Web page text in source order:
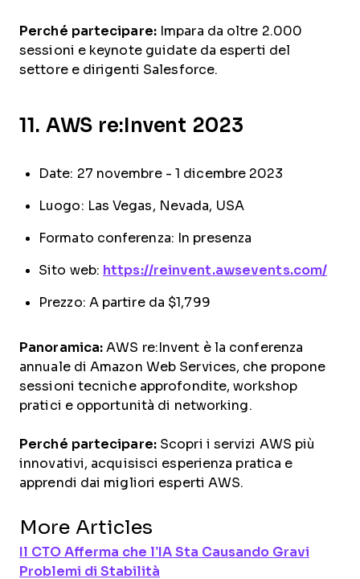
Perché partecipare:Impara da oltre 2.000
sessioni e keynote guidate da esperti del
settore e dirigenti Salesforce.
11. AWS re:Invent 2023
Date: 27 novembre - 1 dicembre 2023
Luogo: Las Vegas, Nevada, USA
Formato conferenza: In presenza
Sito web: https://reinvent.awsevents.com/
Prezzo: A partire da $1,799
Panoramica: AWS re:Invent è la conferenza
annuale di Amazon Web Services, che propone
sessioni tecniche approfondite, workshop
pratici e opportunità di networking.
Perché partecipare: Scopri i servizi AWS più
innovativi, acquisisci esperienza pratica e
apprendi dai migliori esperti AWS.
More Articles
Il CTO Afferma che l’IA Sta Causando Gravi
Problemi di Stabilità